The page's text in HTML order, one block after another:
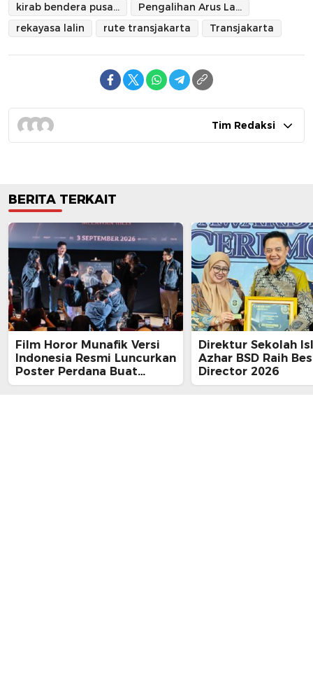
kirab bendera pusaka
Pengalihan Arus Lalu Lintas
rekayasa lalin
rute transjakarta Transjakarta
Tim Redaksi
BERITA TERKAIT
Film Horor Munafik Versi
Indonesia Resmi Luncurkan
Poster Perdana Buat
Kesan Spiritual Religi
Direktur Sekolah
Azhar BSD Raih
Director 2026